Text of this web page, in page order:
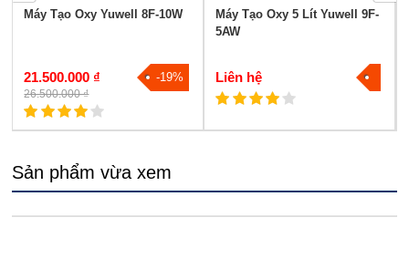
Máy Tạo Oxy Yuwell 8F-10W
21.500.000 ₫
26.500.000 ₫
-19%
Máy Tạo Oxy 5 Lít Yuwell 9F-
5AW
Liên hệ
Sản phẩm vừa xem